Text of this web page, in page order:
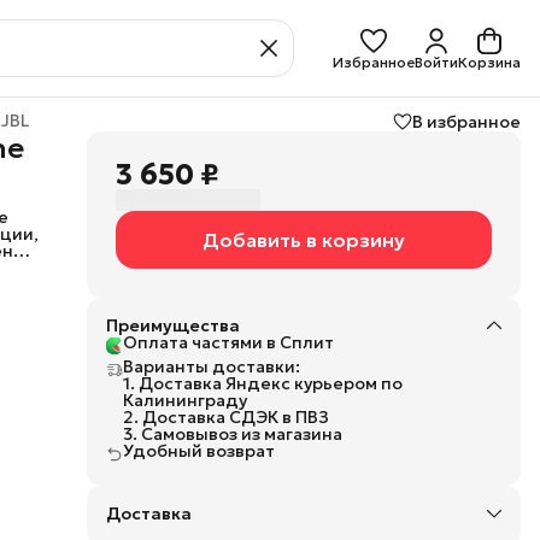
ИзбранноеВойтиКорзина
3
В избранное
3 650 ₽
Добавить в корзину
Преимущества
Оплата частями в Сплит
Варианты доставки:
1. Доставка Яндекс курьером по
Калининграду
2. Доставка СДЭК в ПВЗ
3. Самовывоз из магазина
Удобный возврат
Доставка